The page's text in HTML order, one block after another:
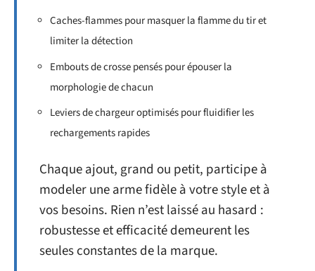
Caches-flammes pour masquer la flamme du tir et
limiter la détection
Embouts de crosse pensés pour épouser la
morphologie de chacun
Leviers de chargeur optimisés pour fluidifier les
rechargements rapides
Chaque ajout, grand ou petit, participe à
modeler une arme fidèle à votre style et à
vos besoins. Rien n’est laissé au hasard :
robustesse et efficacité demeurent les
seules constantes de la marque.